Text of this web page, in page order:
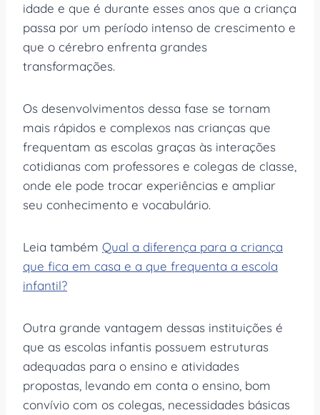
idade e que é durante esses anos que a criança
passa por um período intenso de crescimento e
que o cérebro enfrenta grandes
transformações.
Os desenvolvimentos dessa fase se tornam
mais rápidos e complexos nas crianças que
frequentam as escolas graças às interações
cotidianas com professores e colegas de classe,
onde ele pode trocar experiências e ampliar
seu conhecimento e vocabulário.
Leia também Qual a diferença para a criança
que fica em casa e a que frequenta a escola
infantil?
Outra grande vantagem dessas instituições é
que as escolas infantis possuem estruturas
adequadas para o ensino e atividades
propostas, levando em conta o ensino, bom
convívio com os colegas, necessidades básicas